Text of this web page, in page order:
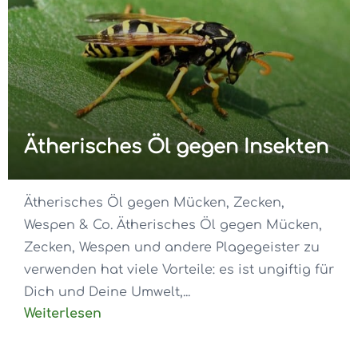
Ätherisches Öl gegen Insekten
Ätherisches Öl gegen Mücken, Zecken,
Wespen & Co. Ätherisches Öl gegen Mücken,
Zecken, Wespen und andere Plagegeister zu
verwenden hat viele Vorteile: es ist ungiftig für
Dich und Deine Umwelt,...
Weiterlesen